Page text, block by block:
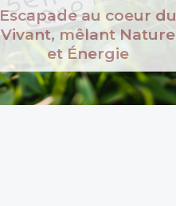
Escapade au coeur du
Vivant, mêlant Nature
et Énergie